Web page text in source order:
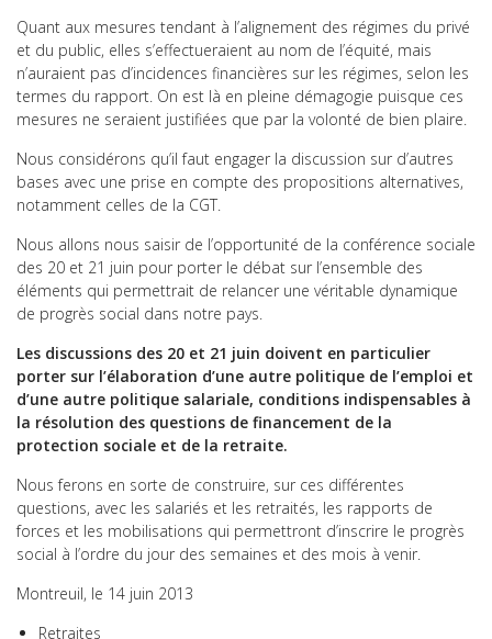
Quant aux mesures tendant à l’alignement des régimes du privé
et du public, elles s’effectueraient au nom de l’équité, mais
n’auraient pas d’incidences financières sur les régimes, selon les
termes du rapport. On est là en pleine démagogie puisque ces
mesures ne seraient justifiées que par la volonté de bien plaire.
Nous considérons qu’il faut engager la discussion sur d’autres
bases avec une prise en compte des propositions alternatives,
notamment celles de la CGT.
Nous allons nous saisir de l’opportunité de la conférence sociale
des 20 et 21 juin pour porter le débat sur l’ensemble des
éléments qui permettrait de relancer une véritable dynamique
de progrès social dans notre pays.
Les discussions des 20 et 21 juin doivent en particulier
porter sur l’élaboration d’une autre politique de l’emploi et
d’une autre politique salariale, conditions indispensables à
la résolution des questions de financement de la
protection sociale et de la retraite.
Nous ferons en sorte de construire, sur ces différentes
questions, avec les salariés et les retraités, les rapports de
forces et les mobilisations qui permettront d’inscrire le progrès
social à l’ordre du jour des semaines et des mois à venir.
Montreuil, le 14 juin 2013
Retraites